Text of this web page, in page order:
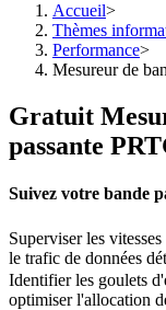
Accueil>
Thèmes
Performance>
Mesureur de
Gratuit
passante
Suivez votre bande
Superviser les
le trafic de données
Identifier les goulets
optimiser l'allocation